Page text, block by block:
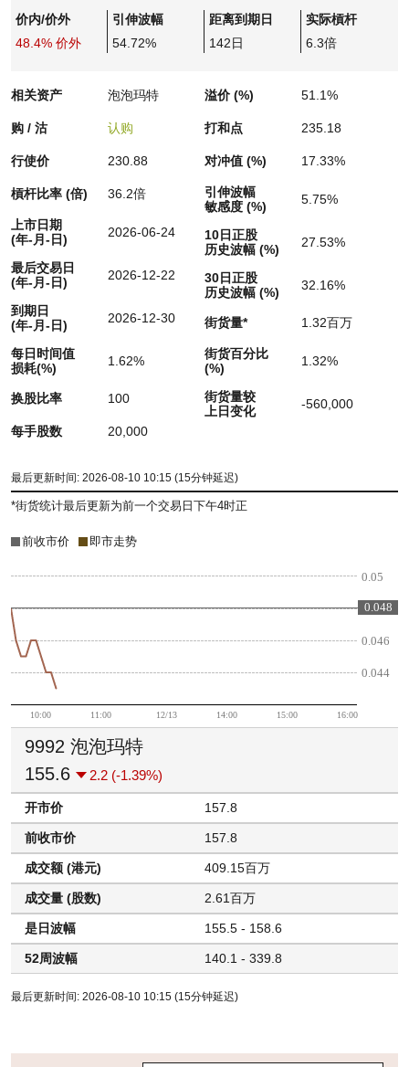
价内/价外
48.4% 价外
引伸波幅
54.72%
距离到期日
142日
实际槓杆
6.3倍
相关资产 泡泡玛特
购 / 沽 认购
行使价 230.88
槓杆比率 (倍) 36.2倍
上市日期
(年-月-日)
2026-06-24
最后交易日
(年-月-日)
2026-12-22
到期日
(年-月-日)
2026-12-30
每日时间值
损耗(%)
1.62%
换股比率 100
每手股数 20,000
溢价 (%) 51.1%
打和点 235.18
对冲值 (%) 17.33%
引伸波幅
敏感度 (%)
5.75%
10日正股
历史波幅 (%)
27.53%
30日正股
历史波幅 (%)
32.16%
街货量* 1.32百万
街货百分比
(%)
1.32%
街货量较
上日变化
-560,000
最后更新时间: 2026-08-10 10:15 (15分钟延迟)
*街货统计最后更新为前一个交易日下午4时正
前收市价 即市走势
10:00 11:00 12/13 14:00 15:00 16:00
0.044
0.046
0.048
0.05
0.048
9992 泡泡玛特
155.6
2.2 (-1.39%)
开市价 157.8
前收市价 157.8
成交额 (港元) 409.15百万
成交量 (股数) 2.61百万
是日波幅 155.5 - 158.6
52周波幅 140.1 - 339.8
最后更新时间: 2026-08-10 10:15 (15分钟延迟)
牛熊证文件及公告